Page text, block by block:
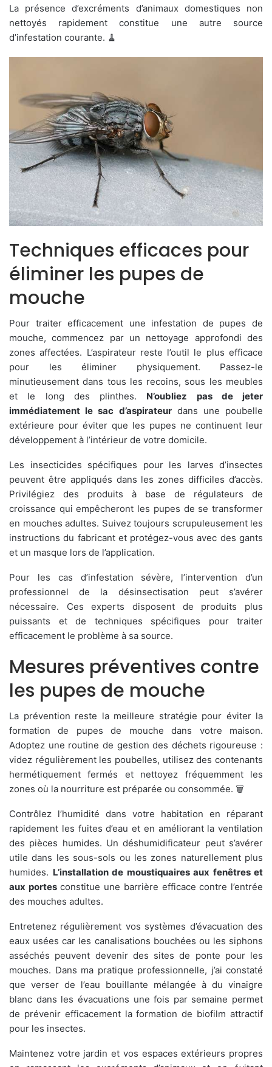
La présence d’excréments d’animaux domestiques non
nettoyés rapidement constitue une autre source
d’infestation courante. 🧹
Techniques efficaces pour
éliminer les pupes de
mouche
Pour traiter efficacement une infestation de pupes de
mouche, commencez par un nettoyage approfondi des
zones affectées. L’aspirateur reste l’outil le plus efficace
pour les éliminer physiquement. Passez-le
minutieusement dans tous les recoins, sous les meubles
et le long des plinthes. N’oubliez pas de jeter
immédiatement le sac d’aspirateurdans une poubelle
extérieure pour éviter que les pupes ne continuent leur
développement à l’intérieur de votre domicile.
Les insecticides spécifiques pour les larves d’insectes
peuvent être appliqués dans les zones difficiles d’accès.
Privilégiez des produits à base de régulateurs de
croissance qui empêcheront les pupes de se transformer
en mouches adultes. Suivez toujours scrupuleusement les
instructions du fabricant et protégez-vous avec des gants
et un masque lors de l’application.
Pour les cas d’infestation sévère, l’intervention d’un
professionnel de la désinsectisation peut s’avérer
nécessaire. Ces experts disposent de produits plus
puissants et de techniques spécifiques pour traiter
efficacement le problème à sa source.
Mesures préventives contre
les pupes de mouche
La prévention reste la meilleure stratégie pour éviter la
formation de pupes de mouche dans votre maison.
Adoptez une routine de gestion des déchets rigoureuse :
videz régulièrement les poubelles, utilisez des contenants
hermétiquement fermés et nettoyez fréquemment les
zones où la nourriture est préparée ou consommée. 🗑️
Contrôlez l’humidité dans votre habitation en réparant
rapidement les fuites d’eau et en améliorant la ventilation
des pièces humides. Un déshumidificateur peut s’avérer
utile dans les sous-sols ou les zones naturellement plus
humides. L’installation de moustiquaires aux fenêtres et
aux portesconstitue une barrière efficace contre l’entrée
des mouches adultes.
Entretenez régulièrement vos systèmes d’évacuation des
eaux usées car les canalisations bouchées ou les siphons
asséchés peuvent devenir des sites de ponte pour les
mouches. Dans ma pratique professionnelle, j’ai constaté
que verser de l’eau bouillante mélangée à du vinaigre
blanc dans les évacuations une fois par semaine permet
de prévenir efficacement la formation de biofilm attractif
pour les insectes.
Maintenez votre jardin et vos espaces extérieurs propres